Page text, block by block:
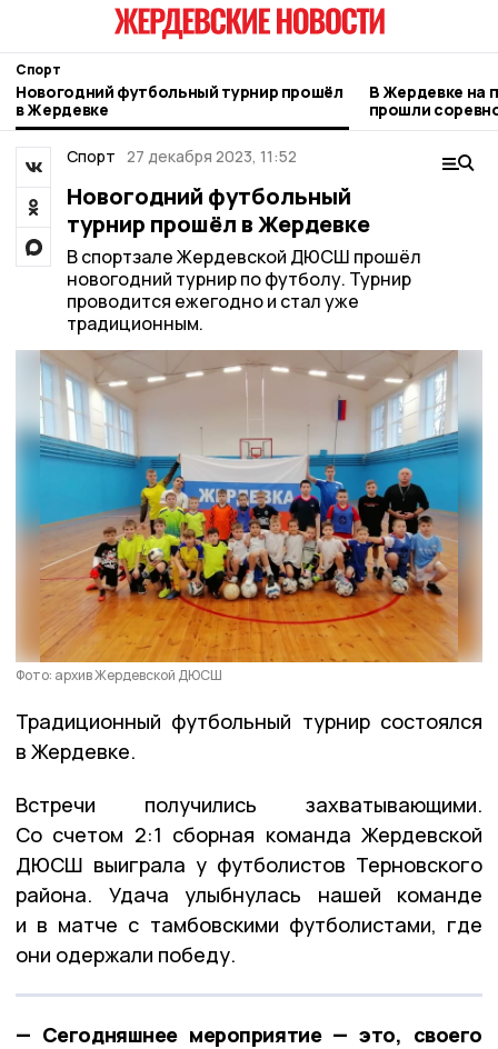
Спорт
Новогодний футбольный турнир прошёл
в Жердевке
В Жердевке на
прошли
волейболу
Спорт 27 декабря 2023, 11:52
Новогодний футбольный
турнир прошёл в Жердевке
В спортзале Жердевской ДЮСШ прошёл
новогодний турнир по футболу. Турнир
проводится ежегодно и стал уже
традиционным.
Фото: архив Жердевской ДЮСШ
Традиционный футбольный турнир состоялся
в Жердевке.
Встречи получились захватывающими.
Со счетом 2:1 сборная команда Жердевской
ДЮСШ выиграла у футболистов Терновского
района. Удача улыбнулась нашей команде
и в матче с тамбовскими футболистами, где
они одержали победу.
— Сегодняшнее мероприятие — это, своего